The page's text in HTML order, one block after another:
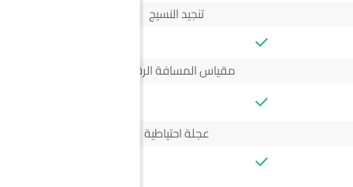
تنجيد النسيج
مقياس المسافة الرقمي
عجلة احتياطية